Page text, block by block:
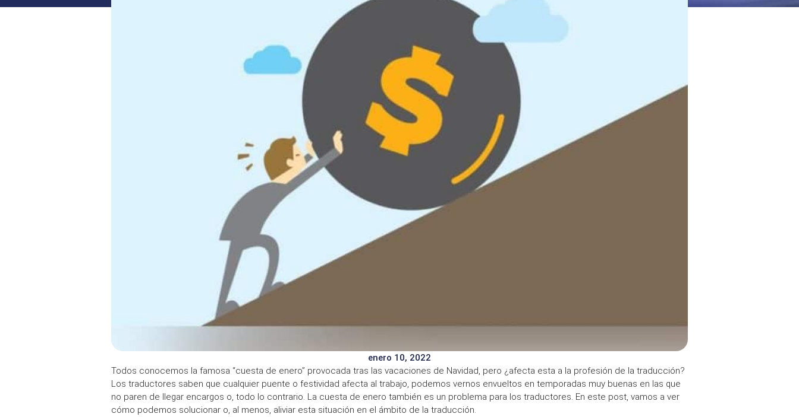
enero 10, 2022
Todos conocemos la famosa “cuesta de enero” provocada tras las vacaciones de Navidad , pero ¿afecta esta a la profesión de la traducción?
Los traductores saben que cualquier puente o festividad afecta al trabajo, podemos vernos envueltos en temporadas muy buenas en las que
no paren de llegar encargos o, todo lo contrario. La cuesta de enero también es un problema para los traductores . En este post, vamos a ver
cómo podemos solucionar o, al menos, aliviar esta situación en el ámbito de la traducción.